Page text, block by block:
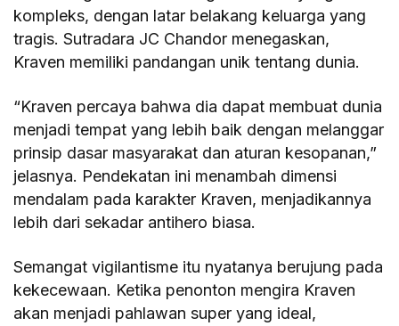
kompleks, dengan latar belakang keluarga yang
tragis. Sutradara JC Chandor menegaskan,
Kraven memiliki pandangan unik tentang dunia.
“Kraven percaya bahwa dia dapat membuat dunia
menjadi tempat yang lebih baik dengan melanggar
prinsip dasar masyarakat dan aturan kesopanan,”
jelasnya. Pendekatan ini menambah dimensi
mendalam pada karakter Kraven, menjadikannya
lebih dari sekadar antihero biasa.
Semangat vigilantisme itu nyatanya berujung pada
kekecewaan. Ketika penonton mengira Kraven
akan menjadi pahlawan super yang ideal,